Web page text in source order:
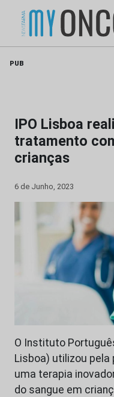
PUB
IPO Lisboa
tratamento
crianças
6 de Junho, 2023
O Instituto
Lisboa) utilizou pela
uma terapia
do sangue em